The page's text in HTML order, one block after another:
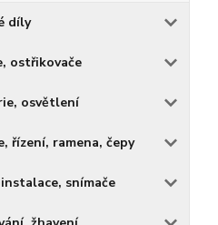
díly
ostřikovače
osvětlení
řízení, ramena, čepy
snímače